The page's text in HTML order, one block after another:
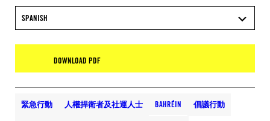
SPANISH
DOWNLOAD PDF
緊急行動 人權捍衛者及社運人士 BAHRÉIN 倡議行動